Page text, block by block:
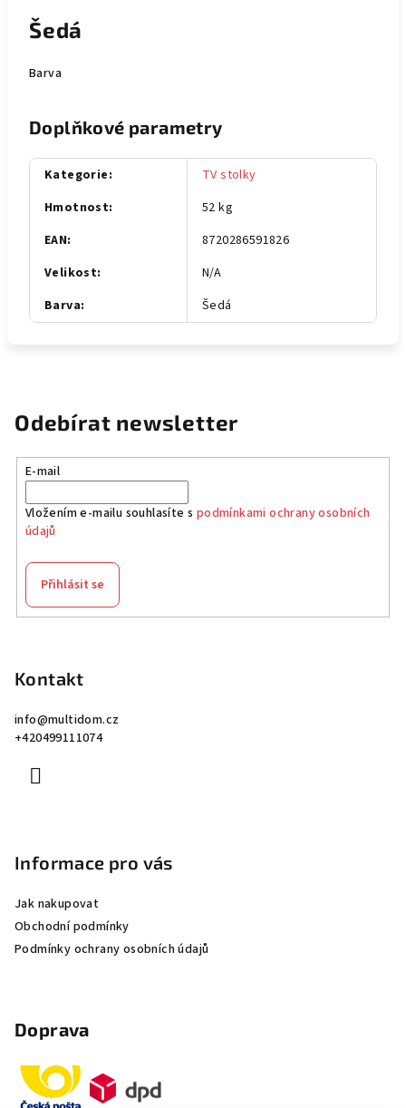
Šedá
Barva
Doplňkové parametry
Kategorie:
TV stolky
Hmotnost:
52 kg
EAN:
8720286591826
Velikost:
N/A
Barva: Šedá
Odebírat newsletter
E-mail
Vložením e-mailu souhlasíte s podmínkami ochrany osobních
údajů
Přihlásit se
Kontakt
info@multidom.cz
+420499111074
Informace pro vás
Jak nakupovat
Obchodní podmínky
Podmínky ochrany osobních údajů
Doprava